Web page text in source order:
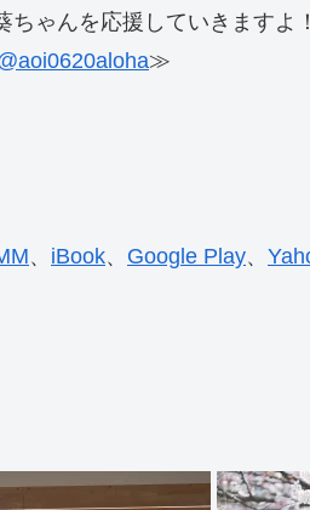
ゃんを応援していきますよ！
≫
、 iBook、 Google Play、